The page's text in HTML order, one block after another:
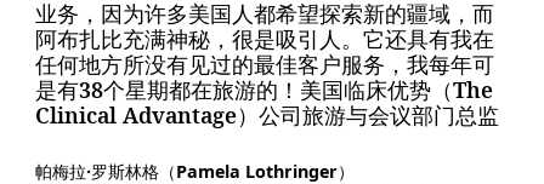
业务，因为许多美国人都希望探索新的疆域，而
阿布扎比充满神秘，很是吸引人。它还具有我在
任何地方所没有见过的最佳客户服务，我每年可
是有38个星期都在旅游的！美国临床优势（The
Clinical Advantage）公司旅游与会议部门总监
帕梅拉·罗斯林格（Pamela Lothringer）